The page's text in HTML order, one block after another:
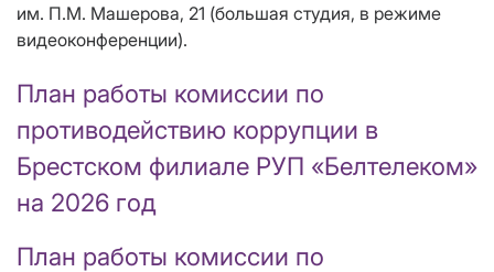
им. П.М. Машерова, 21 (большая студия, в режиме
видеоконференции).
План работы комиссии по
противодействию коррупции в
Брестском филиале РУП «Белтелеком»
на 2026 год
План работы комиссии по